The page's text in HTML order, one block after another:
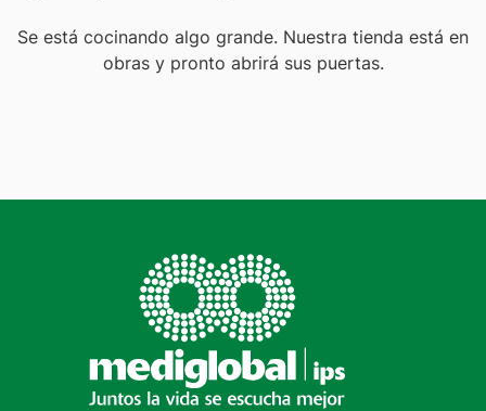
Se está cocinando algo grande. Nuestra tienda está en
obras y pronto abrirá sus puertas.